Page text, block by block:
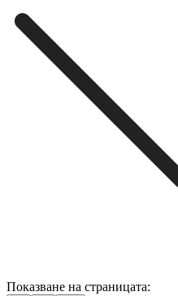
Показване на страницата: